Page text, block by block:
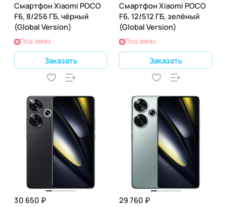
Смартфон Xiaomi POCO
F6, 8/256 ГБ, чёрный
(Global Version)
Под заказ
Заказать
Смартфон Xiaomi POCO
F6, 12/512 ГБ, зелёный
(Global Version)
Под заказ
Заказать
30 650 ₽
29 760 ₽